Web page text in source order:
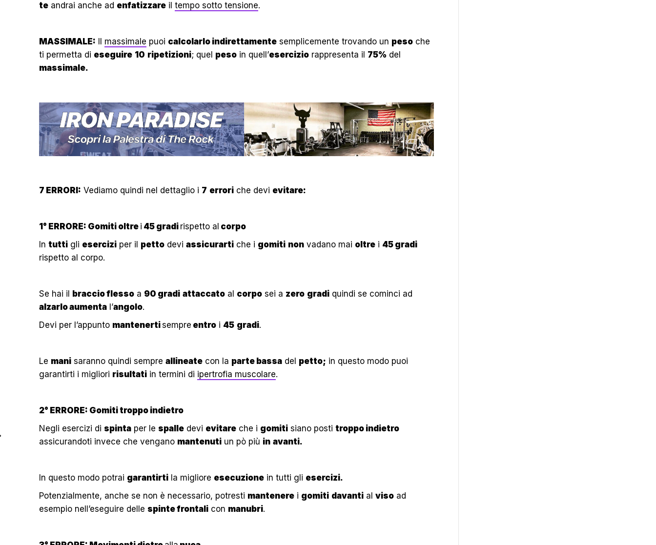
te andrai anche ad enfatizzare il tempo sotto tensione.
MASSIMALE: massimale puoi calcolarlo indirettamente semplicemente trovando un peso che
ti permetta di eseguire 10 ripetizioni; quel peso in quell’esercizio rappresenta il 75% del
massimale.
7 ERRORI: Vediamo quindi nel dettaglio i 7 errori che devi evitare:
1° ERRORE: Gomiti oltre i 45 gradi rispetto al corpo
In tutti gli esercizi per il petto devi assicurarti che i gomiti non vadano mai oltre i 45 gradi
rispetto al corpo.
Se hai il braccio flesso a 90 gradi attaccato al corpo sei a zero gradi quindi se cominci ad
alzarlo aumenta l’angolo.
Devi per l’appunto mantenertisempre entro i 45 gradi.
Le mani saranno quindi sempre allineate con la parte bassa del petto; in questo modo puoi
garantirti i migliori risultati in termini di ipertrofia muscolare.
2° ERRORE: Gomiti troppo indietro
Negli esercizi di spinta per le spalle devi evitare che i gomiti siano posti troppo indietro
assicurandoti invece che vengano mantenuti un pò più in avanti.
In questo modo potrai garantirti la migliore esecuzione in tutti gli esercizi.
Potenzialmente, anche se non è necessario, potresti mantenere i gomiti davanti al viso ad
esempio nell’eseguire delle spinte frontali con manubri.